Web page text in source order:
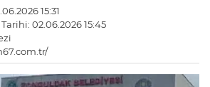
15:31
02.06.2026 15:45